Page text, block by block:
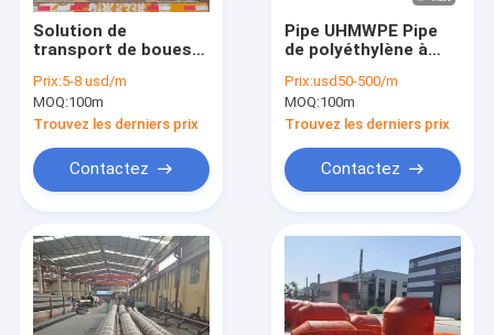
Solution de
transport de boues
pour le dragage
minier
Prix:5-8 usd/m
MOQ:100m
Trouvez les derniers prix
Contactez
Pipe UHMWPE Pipe
de polyéthylène à
ultra élevé.
Prix:usd50-500/m
MOQ:100m
Trouvez les derniers prix
Contactez